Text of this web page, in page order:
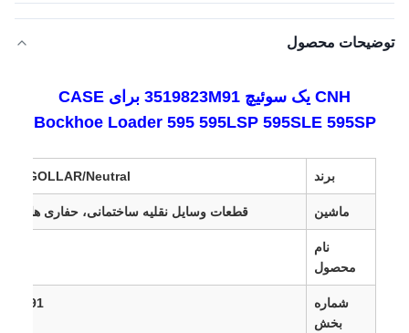
توضیحات محصول
CNH یک سوئیچ 3519823M91 برای CASE
Bockhoe Loader 595 595LSP 595SLE 595SP
برند GOLLAR/Neutral یا طبق نیاز
ماشین قطعات وسایل نقلیه ساختمانی، حفاری ها و
نام
محصول
شماره
بخش